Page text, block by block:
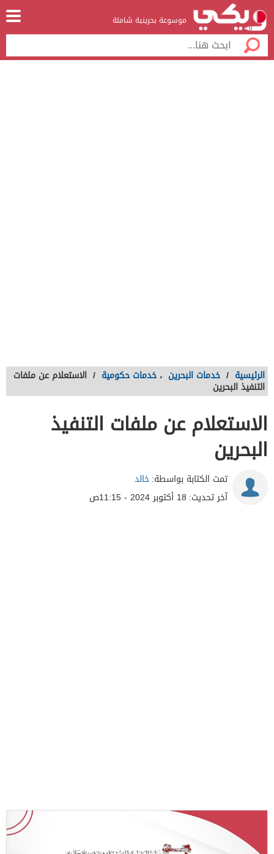
موسوعة بحرينية شاملة
الرئيسية / خدمات البحرين ، خدمات حكومية / الاستعلام عن ملفات
التنفيذ البحرين
الاستعلام عن ملفات التنفيذ
البحرين
تمت الكتابة بواسطة:خالد
آخر تحديث: 18 أكتوبر 2024 - 11:15ص